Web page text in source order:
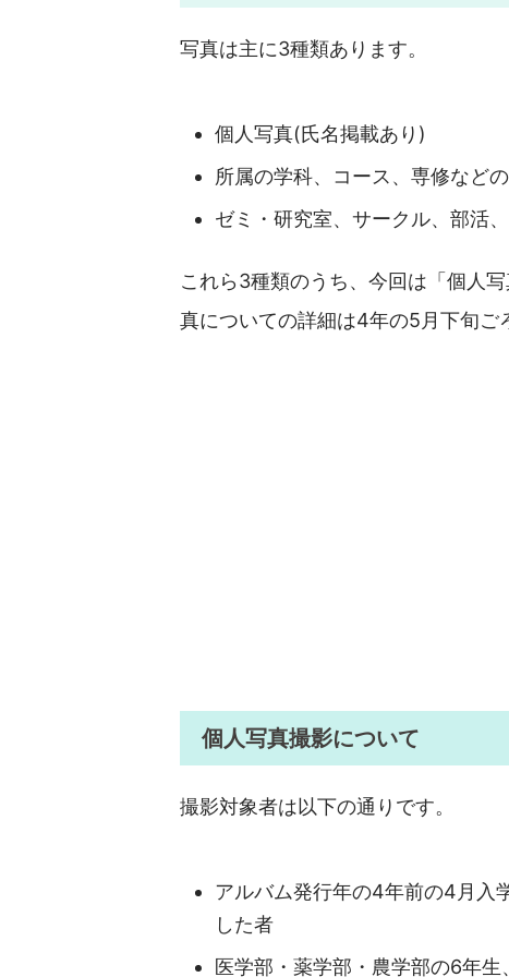
写真は主に3種類あります。
個人写真(氏名掲載あり)
所属の学科、コース、専修など
ゼミ・研究室、サークル、部活
これら3種類のうち、今回は「個人
真についての詳細は4年の5月下旬ご
個人写真撮影について
撮影対象者は以下の通りです。
アルバム発行年の4年前の4月入
した者
医学部・薬学部・農学部の6年生